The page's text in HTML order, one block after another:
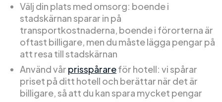
Välj din plats med omsorg: boende i
stadskärnan sparar in på
transportkostnaderna, boende i förorterna är
oftast billigare, men du måste lägga pengar på
att resa till stadskärnan
Använd vår prisspårareför hotell: vi spårar
priset på ditt hotell och berättar när det är
billigare, så att du kan spara mycket pengar